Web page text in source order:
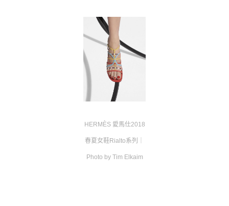
HERMÈS 愛馬仕2018
春夏女鞋Rialto系列｜
Photo by Tim Elkaim